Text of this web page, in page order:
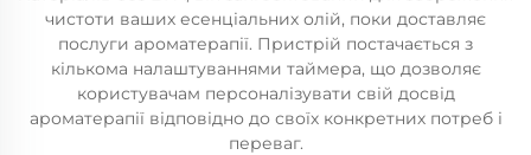
чистоти ваших есенціальних олій, поки доставляє
послуги ароматерапії. Пристрій постачається з
кількома налаштуваннями таймера, що дозволяє
користувачам персоналізувати свій досвід
ароматерапії відповідно до своїх конкретних потреб і
переваг.